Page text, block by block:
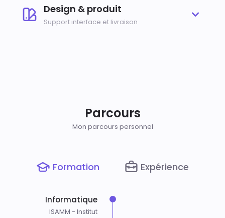
Design & produit
Support interface et livraison
Parcours
Mon parcours personnel
Formation Expérience
Informatique
ISAMM - Institut